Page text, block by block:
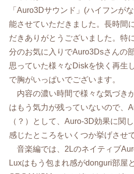
「Auro3Dサウンド」(ハイフンが
能させていただきました。長時間
だきありがとうございました。特
分のお気に入りでAuro3Dsさんの
思っていた様々なDiskを快く再生
で胸がいっぱいでございます。
内容の濃い時間で様々な気づき
はもう気力が残っていないので、
（？）として、Auro-3D効果に関
感じたところをいくつか挙げさせ
音楽編では、2Lのネイティブ
Luxはもう包まれ感がdonguri部屋